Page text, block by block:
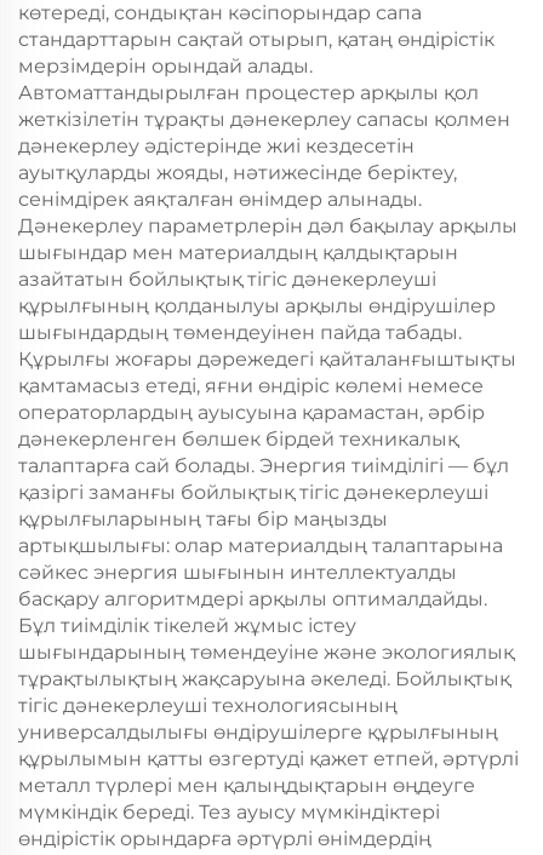
көтереді, сондықтан кәсіпорындар сапа
стандарттарын сақтай отырып, қатаң өндірістік
мерзімдерін орындай алады.
Автоматтандырылған процестер арқылы қол
жеткізілетін тұрақты дәнекерлеу сапасы қолмен
дәнекерлеу әдістерінде жиі кездесетін
ауытқуларды жояды, нәтижесінде беріктеу,
сенімдірек аяқталған өнімдер алынады.
Дәнекерлеу параметрлерін дәл бақылау арқылы
шығындар мен материалдың қалдықтарын
азайтатын бойлықтық тігіс дәнекерлеуші
құрылғының қолданылуы арқылы өндірушілер
шығындардың төмендеуінен пайда табады.
Құрылғы жоғары дәрежедегі қайталанғыштықты
қамтамасыз етеді, яғни өндіріс көлемі немесе
операторлардың ауысуына қарамастан, әрбір
дәнекерленген бөлшек бірдей техникалық
талаптарға сай болады. Энергия тиімділігі — бұл
қазіргі заманғы бойлықтық тігіс дәнекерлеуші
құрылғыларының тағы бір маңызды
артықшылығы: олар материалдың талаптарына
сәйкес энергия шығынын интеллектуалды
басқару алгоритмдері арқылы оптималдайды.
Бұл тиімділік тікелей жұмыс істеу
шығындарының төмендеуіне және экологиялық
тұрақтылықтың жақсаруына әкеледі. Бойлықтық
тігіс дәнекерлеуші технологиясының
универсалдылығы өндірушілерге құрылғының
құрылымын қатты өзгертуді қажет етпей, әртүрлі
металл түрлері мен қалыңдықтарын өңдеуге
мүмкіндік береді. Тез ауысу мүмкіндіктері
өндірістік орындарға әртүрлі өнімдердің